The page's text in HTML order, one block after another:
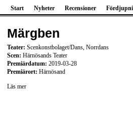
Start Nyheter Recensioner
Märgben
Teater: Scenkonstbolaget/Dans, Norrdans
Scen: Härnösands Teater
Premiärdatum: 2019-03-28
Premiärort: Härnösand
Läs mer